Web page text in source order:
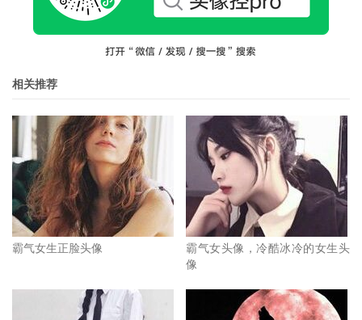
相关推荐
霸气女生正脸头像
霸气女头像，冷酷冰冷的女生头
像